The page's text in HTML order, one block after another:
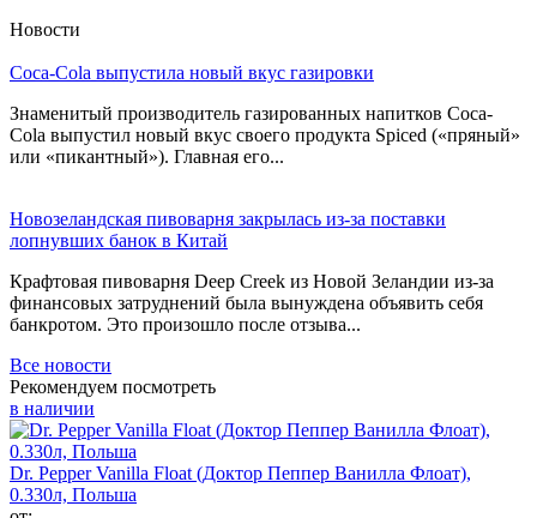
Новости
Coca-Cola выпустила новый вкус газировки
Знаменитый производитель газированных напитков Coca-
Cola выпустил новый вкус своего продукта Spiced («пряный»
или «пикантный»). Главная его...
Новозеландская пивоварня закрылась из-за поставки
лопнувших банок в Китай
Крафтовая пивоварня Deep Creek из Новой Зеландии из-за
финансовых затруднений была вынуждена объявить себя
банкротом. Это произошло после отзыва...
Все новости
Рекомендуем посмотреть
в наличии
Dr. Pepper Vanilla Float (Доктор Пеппер Ванилла Флоат),
0.330л, Польша